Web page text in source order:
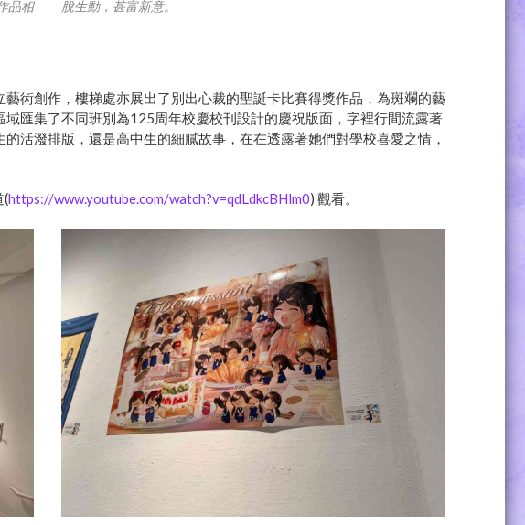
品相
脫生動，甚富新意。
術創作，樓梯處亦展出了別出心裁的聖誕卡比賽得獎作品，為斑斕的藝
匯集了不同班別為125周年校慶校刊設計的慶祝版面，字裡行間流露著
活潑排版，還是高中生的細膩故事，在在透露著她們對學校喜愛之情，
(https://www.youtube.com/watch?v=qdLdkcBHlm0) 觀看。